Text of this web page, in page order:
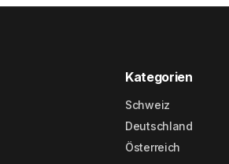
Kategorien
Schweiz
Deutschland
Österreich